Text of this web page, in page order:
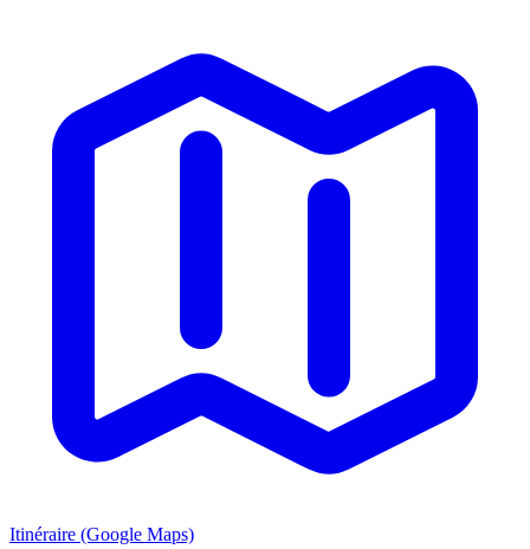
Itinéraire (Google Maps)